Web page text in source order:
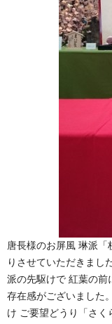
唐長様のお屏風 琳派
りさせていただきまし
派の先駆けで 紅葉の前
存在感がございました
け ご要望どうり「さ